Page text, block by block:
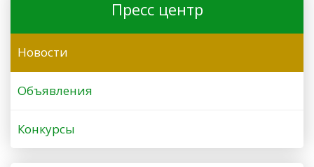
Пресс центр
Новости
Объявления
Конкурсы